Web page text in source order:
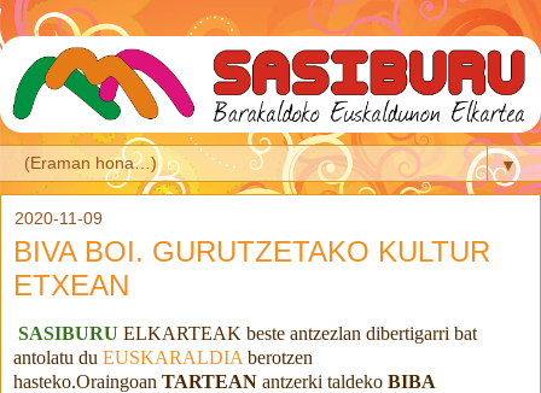
▼
2020-11-09
BIVA BOI. GURUTZETAKO KULTUR
ETXEAN
SASIBURU ELKARTEAK beste antzezlan dibertigarri bat
antolatu du EUSKARALDIA berotzen
hasteko.Oraingoan TARTEAN antzerki taldeko BIBA